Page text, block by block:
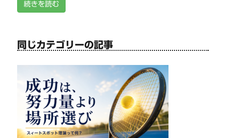
続きを読む
同じカテゴリーの記事